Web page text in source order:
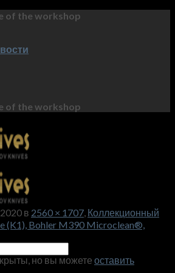
of the workshop
of the workshop
в 2560 × 1707, Коллекционный
(K1), Bohler M390 Microclean®,
но вы можете оставить